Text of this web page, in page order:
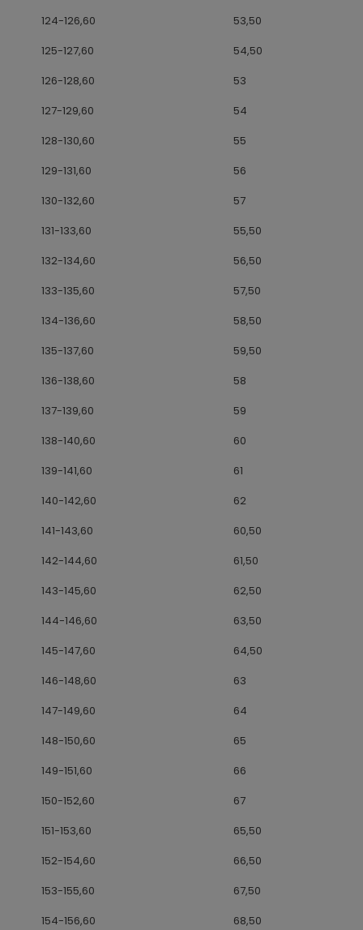
124-126,60
53,50
125-127,60
54,50
126-128,60
53
127-129,60
54
128-130,60
55
129-131,60
56
130-132,60
57
131-133,60
55,50
132-134,60
56,50
133-135,60
57,50
134-136,60
58,50
135-137,60
59,50
136-138,60
58
137-139,60
59
138-140,60
60
139-141,60
61
140-142,60
62
141-143,60
60,50
142-144,60
61,50
143-145,60
62,50
144-146,60
63,50
145-147,60
64,50
146-148,60
63
147-149,60
64
148-150,60
65
149-151,60
66
150-152,60
67
151-153,60
65,50
152-154,60
66,50
153-155,60
67,50
154-156,60
68,50